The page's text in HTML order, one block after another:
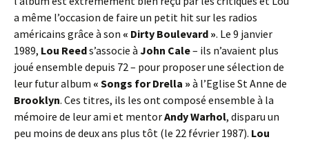
a même l’occasion de faire un petit hit sur les radios
américains grâce à son « Dirty Boulevard ». Le 9 janvier
1989, Lou Reeds’associe à John Cale– ils n’avaient plus
joué ensemble depuis 72 – pour proposer une sélection de
leur futur album « Songs for Drella » à l’Eglise St Anne de
Brooklyn. Ces titres, ils les ont composé ensemble à la
mémoire de leur ami et mentorAndy Warhol, disparu un
peu moins de deux ans plus tôt (le 22 février 1987). Lou